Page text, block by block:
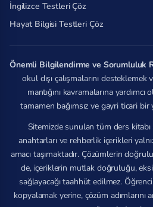
İngilizce Testleri Çöz
Hayat Bilgisi Testleri Çöz
Önemli Bilgilendirme ve Sorumluluk
okul dışı çalışmalarını
mantığını kavramalarına
tamamen bağımsız ve gayri ticari bir
Sitemizde sunulan tüm ders
anahtarları ve rehberlik içerikleri
amacı taşımaktadır. Çözümlerin
de, içeriklerin mutlak doğruluğu,
sağlayacağı taahhüt edilmez.
kopyalamak yerine, çözüm adımlarını